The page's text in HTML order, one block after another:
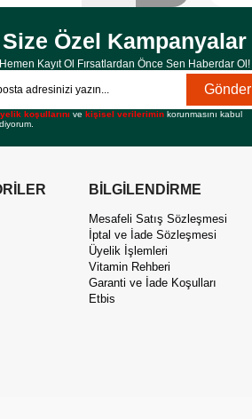
Size Özel Kampanyalar
Hemen Kayıt Ol Fırsatlardan Önce Sen Haberdar Ol!
Gönder
koşullarını vekişisel verilerimin korunmasını kabul
BİLGİLENDİRME
Mesafeli Satış Sözleşmesi
İptal ve İade Sözleşmesi
Üyelik İşlemleri
Vitamin Rehberi
Garanti ve İade Koşulları
Etbis